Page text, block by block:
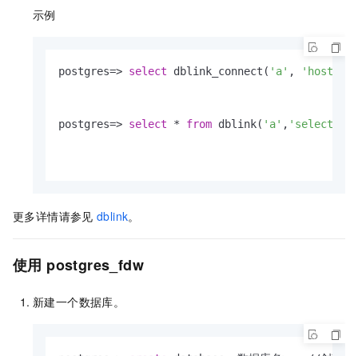
示例
postgres=> select dblink_connect( 'a' ,
postgres=> select * from dblink( 'a' , 'select *
更多详情请参见 dblink。
使用 postgres_fdw
新建一个数据库。